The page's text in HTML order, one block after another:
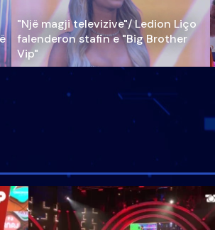
"Një magji televizive"/ Ledion Liço
falenderon stafin e "Big Brother
Vip"